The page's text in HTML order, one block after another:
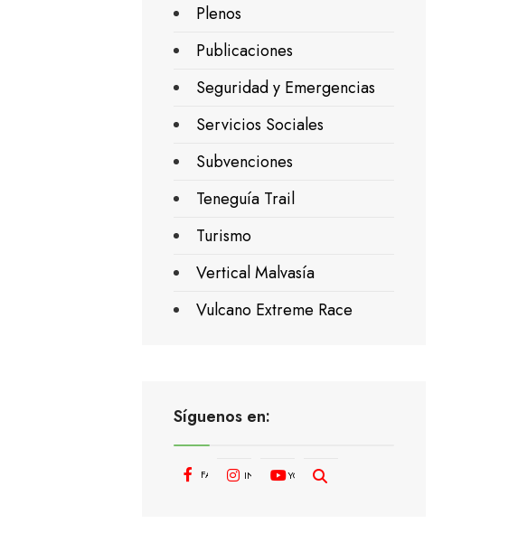
Plenos
Publicaciones
Seguridad y Emergencias
Servicios Sociales
Subvenciones
Teneguía Trail
Turismo
Vertical Malvasía
Vulcano Extreme Race
Síguenos en:
FACEBOOKINSTAGRAMYOUTUBE